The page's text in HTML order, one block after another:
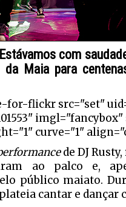
com
Maia para
flickr src="set"
curve="1"
de DJ
ao palco e,
público maiato.
cantar e dançar